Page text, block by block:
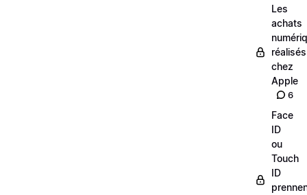
Les
achats
réalisés
chez
Apple
6
Face
ID
ou
Touch
ID